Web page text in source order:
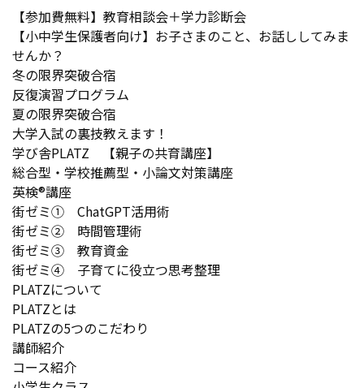
【参加費無料】教育相談会＋学力診断会
【小中学生保護者向け】お子さまのこと、お話ししてみま
せんか？
冬の限界突破合宿
反復演習プログラム
夏の限界突破合宿
大学入試の裏技教えます！
学び舎PLATZ 【親子の共育講座】
総合型・学校推薦型・小論文対策講座
英検®講座
街ゼミ① ChatGPT活用術
街ゼミ② 時間管理術
街ゼミ③ 教育資金
街ゼミ④ 子育てに役立つ思考整理
PLATZについて
PLATZとは
PLATZの5つのこだわり
講師紹介
コース紹介